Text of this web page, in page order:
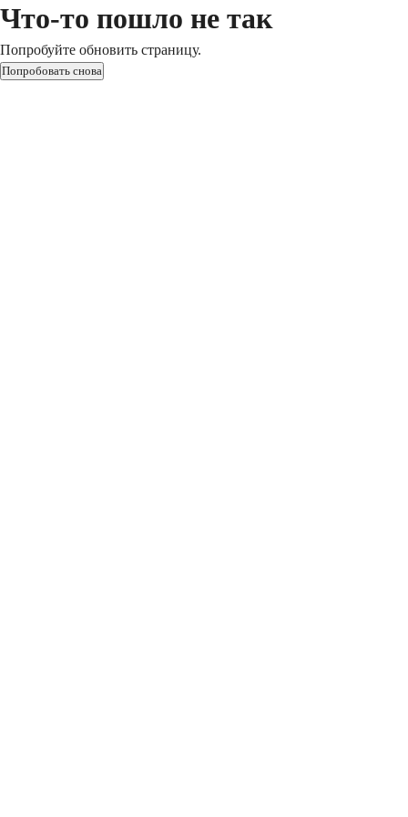
Что-то пошло не так
Попробуйте обновить страницу.
Попробовать снова